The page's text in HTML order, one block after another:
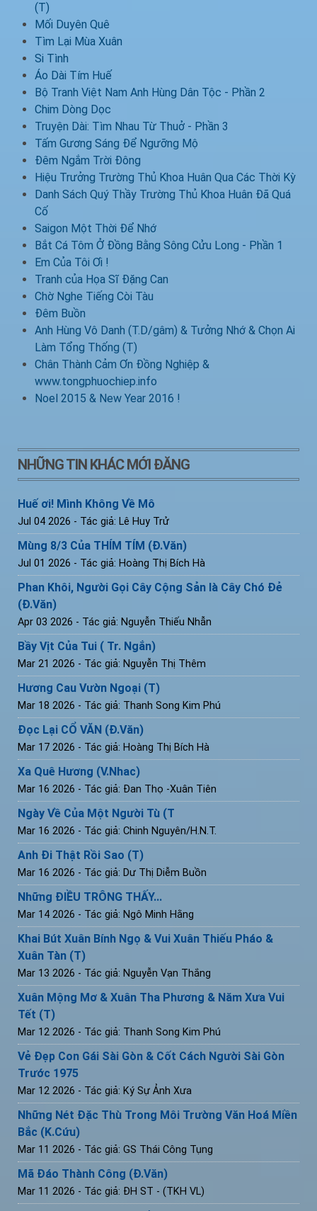
(T)
Mối Duyên Quê
Tìm Lại Mùa Xuân
Si Tình
Áo Dài Tím Huế
Bộ Tranh Việt Nam Anh Hùng Dân Tộc - Phần 2
Chim Dòng Dọc
Truyện Dài: Tìm Nhau Từ Thuở - Phần 3
Tấm Gương Sáng Để Ngưỡng Mộ
Đêm Ngắm Trời Đông
Hiệu Trưởng Trường Thủ Khoa Huân Qua Các Thời Kỳ
Danh Sách Quý Thầy Trường Thủ Khoa Huân Đã Quá
Cố
Saigon Một Thời Để Nhớ
Bắt Cá Tôm Ở Đồng Bằng Sông Cửu Long - Phần 1
Em Của Tôi Ơi !
Tranh của Họa Sĩ Đặng Can
Chờ Nghe Tiếng Còi Tàu
Đêm Buồn
Anh Hùng Vô Danh (T.D/gâm) & Tưởng Nhớ & Chọn Ai
Làm Tổng Thống (T)
Chân Thành Cảm Ơn Đồng Nghiệp &
www.tongphuochiep.info
Noel 2015 & New Year 2016 !
NHỮNG TIN KHÁC MỚI ĐĂNG
Huế ơi! Mình Không Về Mô
Jul 04 2026 - Tác giả: Lê Huy Trử
Mùng 8/3 Của THÍM TÍM (Đ.Văn)
Jul 01 2026 - Tác giả: Hoàng Thị Bích Hà
Phan Khôi, Người Gọi Cây Cộng Sản là Cây Chó Đẻ
(Đ.Văn)
Apr 03 2026 - Tác giả: Nguyễn Thiếu Nhẫn
Bầy Vịt Của Tui ( Tr. Ngắn)
Mar 21 2026 - Tác giả: Nguyễn Thị Thêm
Hương Cau Vườn Ngoại (T)
Mar 18 2026 - Tác giả: Thanh Song Kim Phú
Đọc Lại CỔ VĂN (Đ.Văn)
Mar 17 2026 - Tác giả: Hoàng Thị Bích Hà
Xa Quê Hương (V.Nhac)
Mar 16 2026 - Tác giả: Đan Thọ -Xuân Tiên
Ngày Về Của Một Người Tù (T
Mar 16 2026 - Tác giả: Chinh Nguyên/H.N.T.
Anh Đi Thật Rồi Sao (T)
Mar 16 2026 - Tác giả: Dư Thị Diễm Buồn
Những ĐIỀU TRÔNG THẤY...
Mar 14 2026 - Tác giả: Ngô Minh Hằng
Khai Bút Xuân Bính Ngọ & Vui Xuân Thiếu Pháo &
Xuân Tàn (T)
Mar 13 2026 - Tác giả: Nguyễn Vạn Thắng
Xuân Mộng Mơ & Xuân Tha Phương & Năm Xưa Vui
Tết (T)
Mar 12 2026 - Tác giả: Thanh Song Kim Phú
Vẻ Đẹp Con Gái Sài Gòn & Cốt Cách Người Sài Gòn
Trước 1975
Mar 12 2026 - Tác giả: Ký Sự Ảnh Xưa
Những Nét Đặc Thù Trong Môi Trường Văn Hoá Miền
Bắc (K.Cứu)
Mar 11 2026 - Tác giả: GS Thái Công Tụng
Mã Đáo Thành Công (Đ.Văn)
Mar 11 2026 - Tác giả: ĐH ST - (TKH VL)